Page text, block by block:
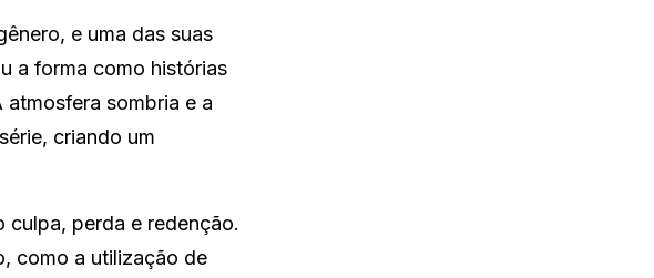
e uma das suas
a forma como histórias
sombria e a
criando um
culpa, perda e redenção.
como a utilização de